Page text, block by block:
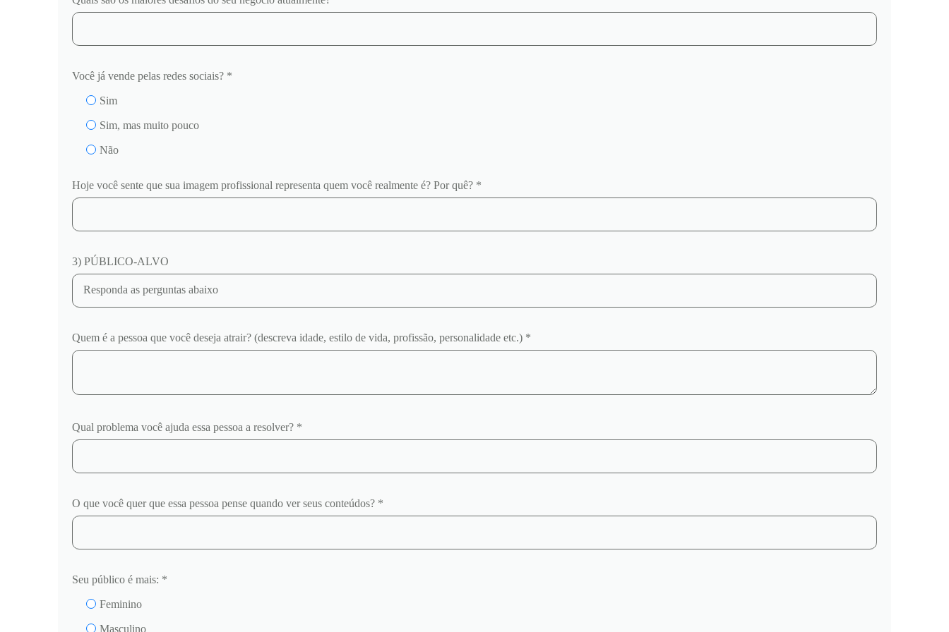
Você já vende pelas redes sociais? *
Sim
Sim, mas muito pouco
Não
Hoje você sente que sua imagem profissional representa quem você realmente é? Por quê? *
3) PÚBLICO-ALVO
Quem é a pessoa que você deseja atrair? (descreva idade, estilo de vida, profissão, personalidade etc.) *
Qual problema você ajuda essa pessoa a resolver? *
O que você quer que essa pessoa pense quando ver seus conteúdos? *
Seu público é mais: *
Feminino
Masculino